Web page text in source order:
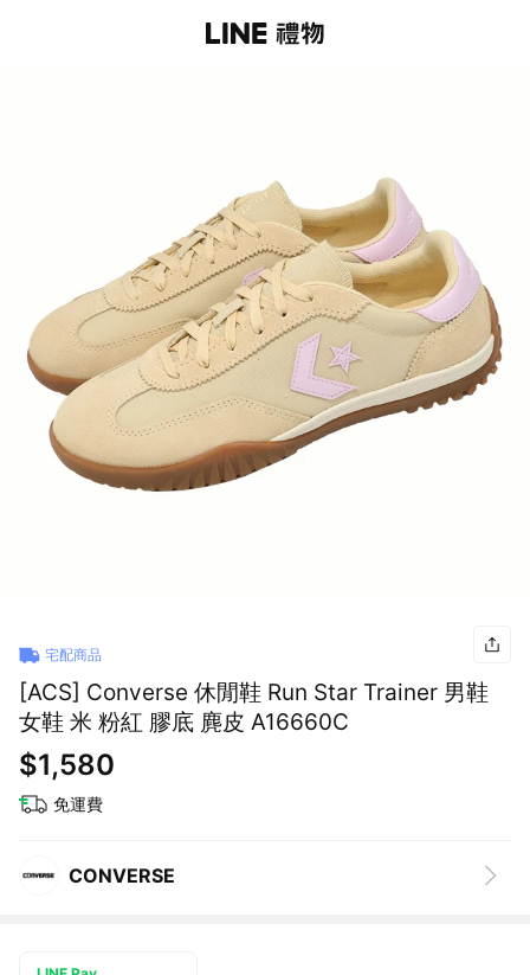
宅配商品
[ACS] Converse 休閒鞋 Run Star Trainer 男鞋
女鞋 米 粉紅 膠底 麂皮 A16660C
$1,580
免運費
CONVERSE